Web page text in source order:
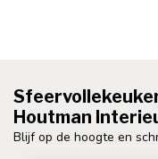
Houtman
Blijf op de hoogte en